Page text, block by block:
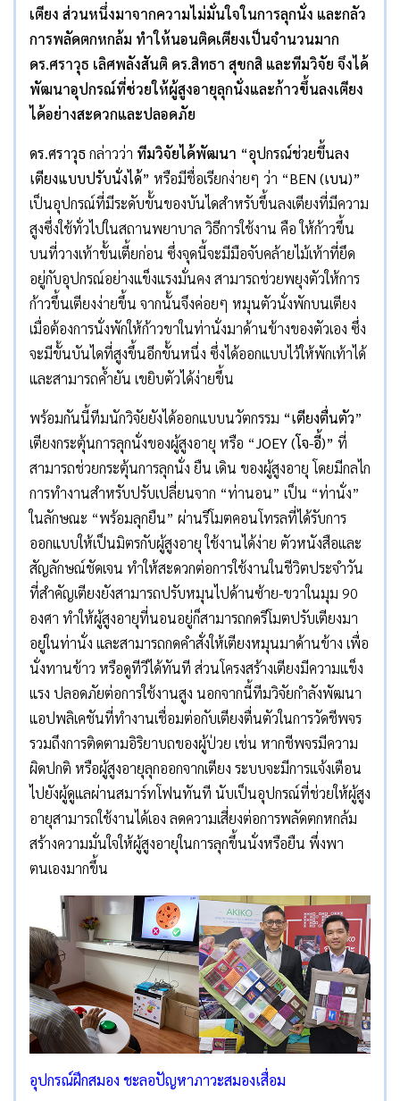
เตียง ส่วนหนึ่งมาจากความไม่มั่นใจในการลุกนั่ง และกลัว
การพลัดตกหกล้ม ทำให้นอนติดเตียงเป็นจำนวนมาก
ดร.ศราวุธ เลิศพลังสันติ ดร.สิทธา สุขกสิ และทีมวิจัย จึงได้
พัฒนาอุปกรณ์ที่ช่วยให้ผู้สูงอายุลุกนั่งและก้าวขึ้นลงเตียง
ได้อย่างสะดวกและปลอดภัย
ดร.ศราวุธกล่าวว่า ทีมวิจัยได้พัฒนา “อุปกรณ์ช่วยขึ้นลง
เตียงแบบปรับนั่งได้” หรือมีชื่อเรียกง่ายๆ ว่า “BEN (เบน)”
เป็นอุปกรณ์ที่มีระดับขั้นของบันไดสำหรับขึ้นลงเตียงที่มีความ
สูงซึ่งใช้ทั่วไปในสถานพยาบาล วิธีการใช้งาน คือ ให้ก้าวขึ้น
บนที่วางเท้าขั้นเตี้ยก่อน ซึ่งจุดนี้จะมีมือจับคล้ายไม้เท้าที่ยึด
อยู่กับอุปกรณ์อย่างแข็งแรงมั่นคง สามารถช่วยพยุงตัวให้การ
ก้าวขึ้นเตียงง่ายขึ้น จากนั้นจึงค่อยๆ หมุนตัวนั่งพักบนเตียง
เมื่อต้องการนั่งพักให้ก้าวขาในท่านั่งมาด้านข้างของตัวเอง ซึ่ง
จะมีขั้นบันไดที่สูงขึ้นอีกขั้นหนึ่ง ซึ่งได้ออกแบบไว้ให้พักเท้าได้
และสามารถค้ำยัน เขยิบตัวได้ง่ายขึ้น
พร้อมกันนี้ทีมนักวิจัยยังได้ออกแบบนวัตกรรม “เตียงตื่นตัว”
เตียงกระตุ้นการลุกนั่งของผู้สูงอายุ หรือ “JOEY (โจ-อี้)” ที่
สามารถช่วยกระตุ้นการลุกนั่ง ยืน เดิน ของผู้สูงอายุ โดยมีกลไก
การทำงานสำหรับปรับเปลี่ยนจาก “ท่านอน” เป็น “ท่านั่ง”
ในลักษณะ “พร้อมลุกยืน” ผ่านรีโมตคอนโทรลที่ได้รับการ
ออกแบบให้เป็นมิตรกับผู้สูงอายุ ใช้งานได้ง่าย ตัวหนังสือและ
สัญลักษณ์ชัดเจน ทำให้สะดวกต่อการใช้งานในชีวิตประจำวัน
ที่สำคัญเตียงยังสามารถปรับหมุนไปด้านซ้าย-ขวาในมุม 90
องศา ทำให้ผู้สูงอายุที่นอนอยู่ก็สามารถกดรีโมตปรับเตียงมา
อยู่ในท่านั่ง และสามารถกดคำสั่งให้เตียงหมุนมาด้านข้าง เพื่อ
นั่งทานข้าว หรือดูทีวีได้ทันที ส่วนโครงสร้างเตียงมีความแข็ง
แรง ปลอดภัยต่อการใช้งานสูง นอกจากนี้ทีมวิจัยกำลังพัฒนา
แอปพลิเคชันที่ทำงานเชื่อมต่อกับเตียงตื่นตัวในการวัดชีพจร
รวมถึงการติดตามอิริยาบถของผู้ป่วย เช่น หากชีพจรมีความ
ผิดปกติ หรือผู้สูงอายุลุกออกจากเตียง ระบบจะมีการแจ้งเตือน
ไปยังผู้ดูแลผ่านสมาร์ทโฟนทันที นับเป็นอุปกรณ์ที่ช่วยให้ผู้สูง
อายุสามารถใช้งานได้เอง ลดความเสี่ยงต่อการพลัดตกหกล้ม
สร้างความมั่นใจให้ผู้สูงอายุในการลุกขึ้นนั่งหรือยืน พึ่งพา
ตนเองมากขึ้น
อุปกรณ์ฝึกสมอง ชะลอปัญหาภาวะสมองเสื่อม